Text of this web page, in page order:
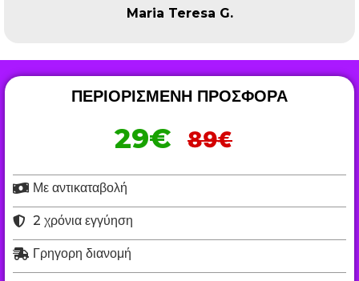
Maria Teresa G.
ΠΕΡΙΟΡΙΣΜΕΝΗ ΠΡΟΣΦΟΡΑ
29€ 89€
Με αντικαταβολή
2 χρόνια εγγύηση
Γρηγορη διανομή